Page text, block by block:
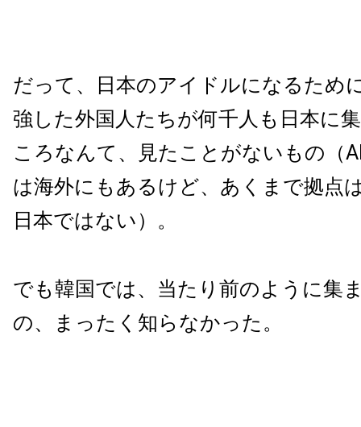
だって、日本のアイドルになるため
強した外国人たちが何千人も日本に
ころなんて、見たことがないもの（
は海外にもあるけど、あくまで拠点
日本ではない）。
でも韓国では、当たり前のように集
の、まったく知らなかった。